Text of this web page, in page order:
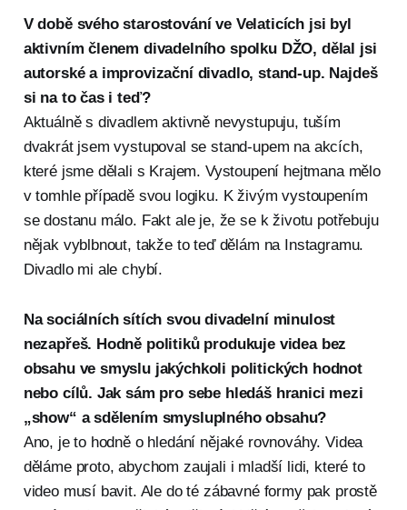
V době svého starostování ve Velaticích jsi byl
aktivním členem divadelního spolku DŽO, dělal jsi
autorské a improvizační divadlo, stand-up. Najdeš
si na to čas i teď?
Aktuálně s divadlem aktivně nevystupuju, tuším
dvakrát jsem vystupoval se stand-upem na akcích,
které jsme dělali s Krajem. Vystoupení hejtmana mělo
v tomhle případě svou logiku. K živým vystoupením
se dostanu málo. Fakt ale je, že se k životu potřebuju
nějak vyblbnout, takže to teď dělám na Instagramu.
Divadlo mi ale chybí.
Na sociálních sítích svou divadelní minulost
nezapřeš. Hodně politiků produkuje videa bez
obsahu ve smyslu jakýchkoli politických hodnot
nebo cílů. Jak sám pro sebe hledáš hranici mezi
„show“ a sdělením smysluplného obsahu?
Ano, je to hodně o hledání nějaké rovnováhy. Videa
děláme proto, abychom zaujali i mladší lidi, které to
video musí bavit. Ale do té zábavné formy pak prostě